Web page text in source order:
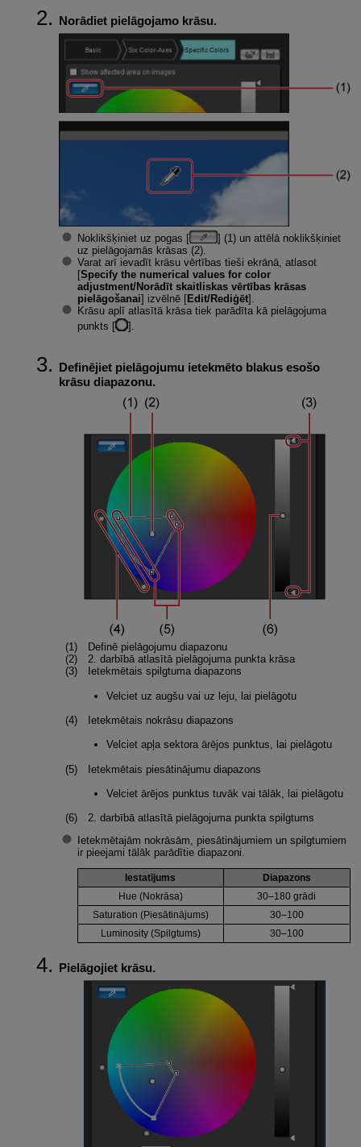
Norādiet pielāgojamo krāsu.
Noklikšķiniet uz pogas [
] (1) un attēlā noklikšķiniet
uz pielāgojamās krāsas (2).
Varat arī ievadīt krāsu vērtības tieši ekrānā, atlasot
[Specify the numerical values for color
adjustment/Norādīt skaitliskas vērtības krāsas
pielāgošanai] izvēlnē [Edit/Rediģēt].
Krāsu aplī atlasītā krāsa tiek parādīta kā pielāgojuma
punkts [
].
Definējiet pielāgojumu ietekmēto blakus esošo
krāsu diapazonu.
Definē pielāgojumu diapazonu
2. darbībā atlasītā pielāgojuma punkta krāsa
Ietekmētais spilgtuma diapazons
Velciet uz augšu vai uz leju, lai pielāgotu
Ietekmētais nokrāsu diapazons
Velciet apļa sektora ārējos punktus, lai pielāgotu
Ietekmētais piesātinājumu diapazons
Velciet ārējos punktus tuvāk vai tālāk, lai pielāgotu
2. darbībā atlasītā pielāgojuma punkta spilgtums
Ietekmētajām nokrāsām, piesātinājumiem un spilgtumiem
ir pieejami tālāk parādītie diapazoni.
Iestatījums
Diapazons
Hue (Nokrāsa)
30–180 grādi
Saturation (Piesātinājums)
30–100
Luminosity (Spilgtums)
30–100
Pielāgojiet krāsu.